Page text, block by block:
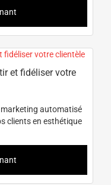
et fidéliser votre
automatisé
clients en esthétique